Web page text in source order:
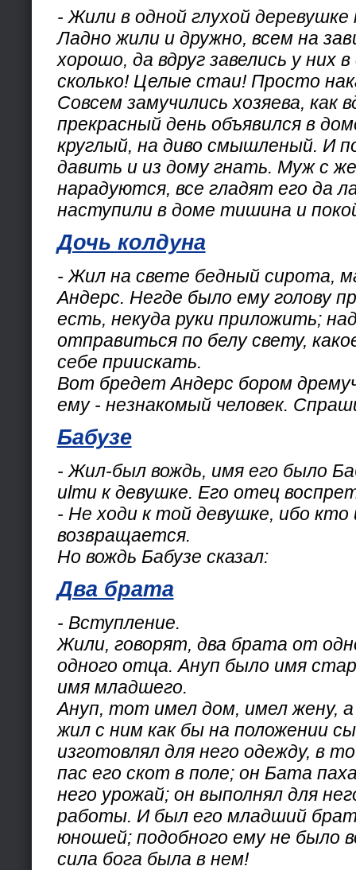
- Жили в одной глухой
Ладно жили и дружно, всем на
хорошо, да вдруг завелись у них
сколько! Целые стаи! Просто
Совсем замучились хозяева, как
прекрасный день объявился в
круглый, на диво смышленый. И
давить и из дому гнать. Муж с
нарадуются, все гладят его да
наступили в доме тишина и
Дочь колдуна
- Жил на свете бедный сирота,
Андерс. Негде было ему голову
есть, некуда руки приложить;
отправиться по белу свету,
себе приискать.
Вот бредет Андерс бором
ему - незнакомый человек.
Бабузе
- Жил-был вождь, имя его было
иlти к девушке. Его отец
- Не ходи к той девушке, ибо
возвращается.
Но вождь Бабузе сказал:
Два брата
- Вступление.
Жили, говорят, два брата от
одного отца. Ануп было имя
имя младшего.
Ануп, тот имел дом, имел жену,
жил с ним как бы на положении
изготовлял для него одежду, в
пас его скот в поле; он Бата
него урожай; он выполнял для
работы. И был его младший
юношей; подобного ему не было
сила бога была в нем!